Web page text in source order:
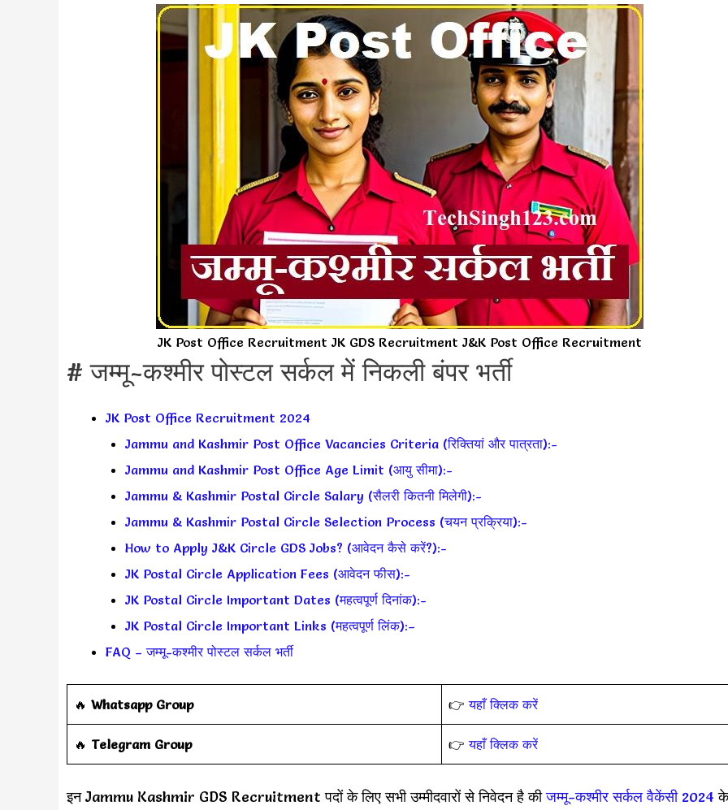
JK Post Office Recruitment JK GDS Recruitment J&K Post Office Recruitment
# जम्मू-कश्मीर पोस्टल सर्कल में निकली बंपर भर्ती
JK Post Office Recruitment 2024
Jammu and Kashmir Post Office Vacancies Criteria (रिक्तियां और पात्रता):-
Jammu and Kashmir Post Office Age Limit (आयु सीमा):-
Jammu & Kashmir Postal Circle Salary (सैलरी कितनी मिलेगी):-
Jammu & Kashmir Postal Circle Selection Process (चयन प्रक्रिया):-
How to Apply J&K Circle GDS Jobs? (आवेदन कैसे करें?):-
JK Postal Circle Application Fees (आवेदन फीस):-
JK Postal Circle Important Dates (महत्वपूर्ण दिनांक):-
JK Postal Circle Important Links (महत्वपूर्ण लिंक):–
FAQ – जम्मू-कश्मीर पोस्टल सर्कल भर्ती
🔥 Whatsapp Group 👉यहाँ क्लिक करें
‎️‍🔥 Telegram Group 👉यहाँ क्लिक करें
इन Jammu Kashmir GDS Recruitment पदों के लिए सभी उम्मीदवारों से निवेदन है कीजम्मू-कश्मीर सर्कल वैकेंसी 2024 के